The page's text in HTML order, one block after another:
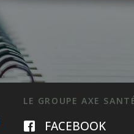
LE GROUPE AXE
FACEBOOK